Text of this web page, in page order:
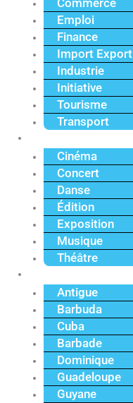
Commerce
Emploi
Finance
Import Export
Industrie
Initiative
Tourisme
Transport
Cinéma
Concert
Danse
Édition
Exposition
Musique
Théâtre
Antigue
Barbuda
Cuba
Barbade
Dominique
Guadeloupe
Guyane